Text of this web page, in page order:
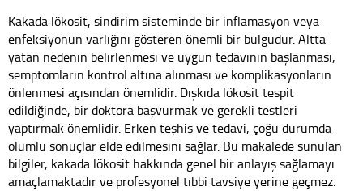
Kakada lökosit, sindirim sisteminde bir inflamasyon veya
enfeksiyonun varlığını gösteren önemli bir bulgudur. Altta
yatan nedenin belirlenmesi ve uygun tedavinin başlanması,
semptomların kontrol altına alınması ve komplikasyonların
önlenmesi açısından önemlidir. Dışkıda lökosit tespit
edildiğinde, bir doktora başvurmak ve gerekli testleri
yaptırmak önemlidir. Erken teşhis ve tedavi, çoğu durumda
olumlu sonuçlar elde edilmesini sağlar. Bu makalede sunulan
bilgiler, kakada lökosit hakkında genel bir anlayış sağlamayı
amaçlamaktadır ve profesyonel tıbbi tavsiye yerine geçmez.